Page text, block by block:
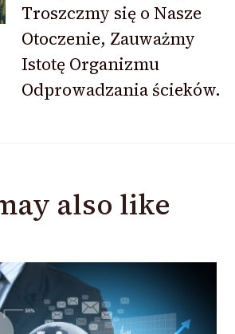
Troszczmy się o Nasze
Otoczenie, Zauważmy
Istotę Organizmu
Odprowadzania ścieków.
also like